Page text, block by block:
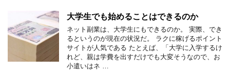
大学生でも始めることはできるのか
ネット副業は、大学生にもできるのか。 実際、でき
るというのが現在の状況だ。 ラクに稼げるポイント
サイトが人気である たとえば、「大学に入学するけ
れど、親は学費を出すだけでも大変そうなので、お
小遣いはネ …